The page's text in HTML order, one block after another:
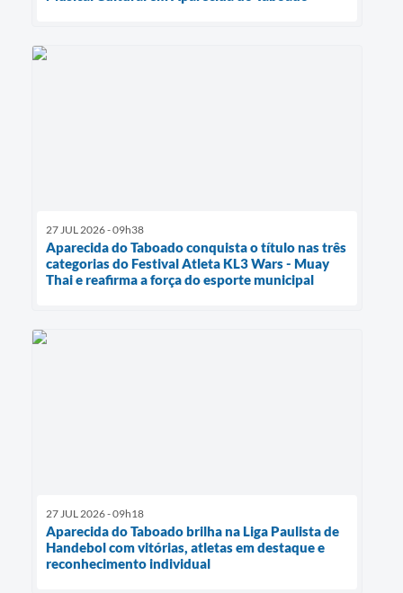
27 JUL 2026 - 09h38
Aparecida do Taboado conquista o título nas três
categorias do Festival Atleta KL3 Wars - Muay
Thai e reafirma a força do esporte municipal
27 JUL 2026 - 09h18
Aparecida do Taboado brilha na Liga Paulista de
Handebol com vitórias, atletas em destaque e
reconhecimento individual